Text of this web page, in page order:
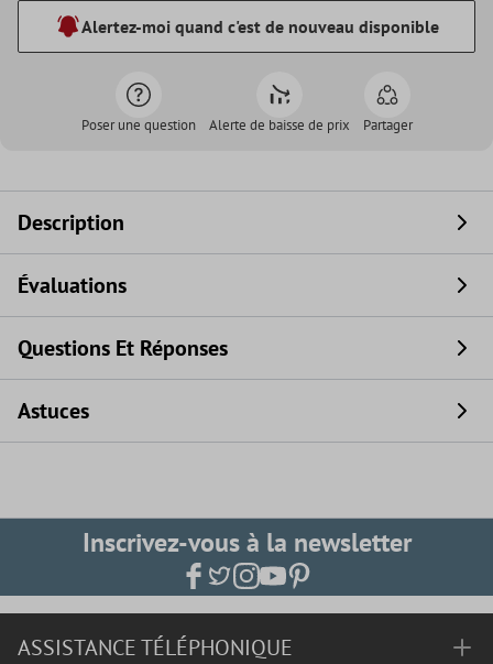
Alertez-moi quand c'est de nouveau disponible
Poser une question Alerte de baisse de prix Partager
Description
Évaluations
Questions Et Réponses
Astuces
Inscrivez-vous à la newsletter
ASSISTANCE TÉLÉPHONIQUE